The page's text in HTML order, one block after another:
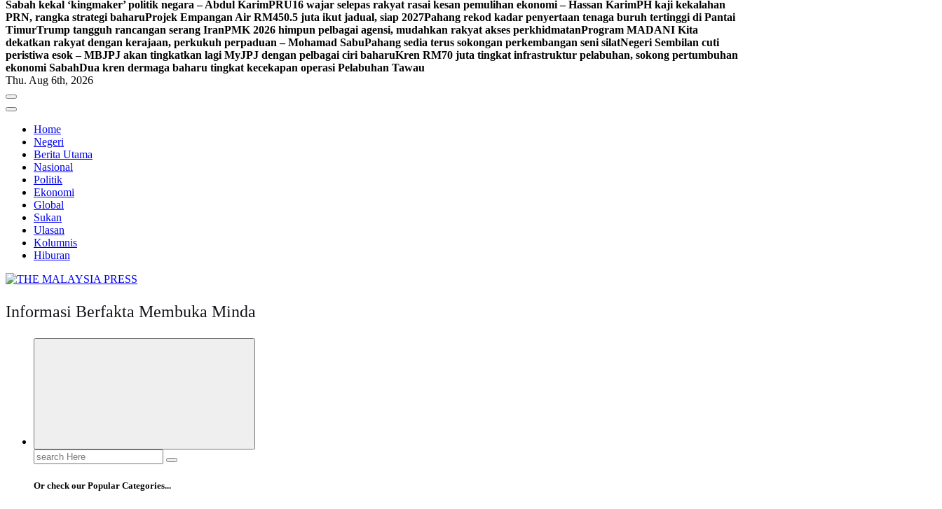
Sabah kekal ‘kingmaker’ politik negara – Abdul KarimPRU16 wajar selepas rakyat rasai kesan pemulihan ekonomi – Hassan KarimPH kaji kekalahan
PRN, rangka strategi baharuProjek Empangan Air RM450.5 juta ikut jadual, siap 2027Pahang rekod kadar penyertaan tenaga buruh tertinggi di Pantai
TimurTrump tangguh rancangan serang IranPMK 2026 himpun pelbagai agensi, mudahkan rakyat akses perkhidmatanProgram MADANI Kita
dekatkan rakyat dengan kerajaan, perkukuh perpaduan – Mohamad SabuPahang sedia terus sokongan perkembangan seni silatNegeri Sembilan cuti
peristiwa esok – MBJPJ akan tingkatkan lagi MyJPJ dengan pelbagai ciri baharuKren RM70 juta tingkat infrastruktur pelabuhan, sokong pertumbuhan
ekonomi SabahDua kren dermaga baharu tingkat kecekapan operasi Pelabuhan Tawau
Thu. Aug 6th, 2026
Home
Negeri
Berita Utama
Nasional
Politik
Ekonomi
Global
Sukan
Ulasan
Kolumnis
Hiburan
Informasi Berfakta Membuka Minda
Search
for:
Or check our Popular Categories...